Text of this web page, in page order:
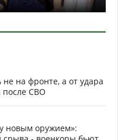
на фронте, а от удара
после СВО
новым оружием»: